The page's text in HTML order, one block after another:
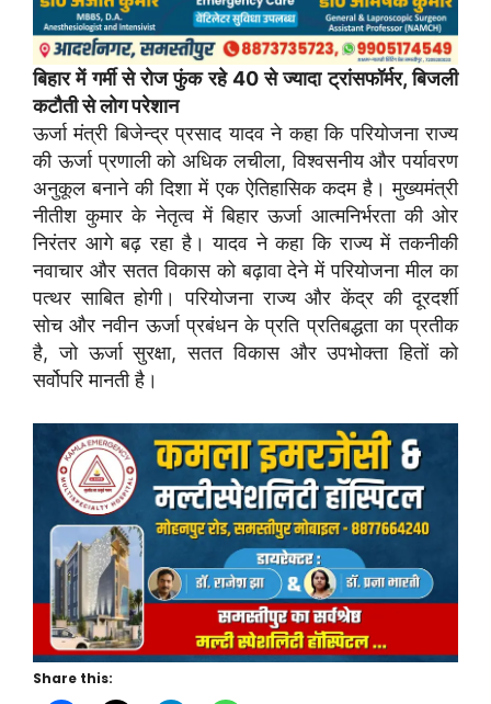
बिहार में गर्मी से रोज फुंक रहे 40 से ज्यादा ट्रांसफॉर्मर, बिजली
कटौती से लोग परेशान
ऊर्जा मंत्री बिजेन्द्र प्रसाद यादव ने कहा कि परियोजना राज्य
की ऊर्जा प्रणाली को अधिक लचीला, विश्वसनीय और पर्यावरण
अनुकूल बनाने की दिशा में एक ऐतिहासिक कदम है। मुख्यमंत्री
नीतीश कुमार के नेतृत्व में बिहार ऊर्जा आत्मनिर्भरता की ओर
निरंतर आगे बढ़ रहा है। यादव ने कहा कि राज्य में तकनीकी
नवाचार और सतत विकास को बढ़ावा देने में परियोजना मील का
पत्थर साबित होगी। परियोजना राज्य और केंद्र की दूरदर्शी
सोच और नवीन ऊर्जा प्रबंधन के प्रति प्रतिबद्धता का प्रतीक
है, जो ऊर्जा सुरक्षा, सतत विकास और उपभोक्ता हितों को
सर्वोपरि मानती है।
Share this: